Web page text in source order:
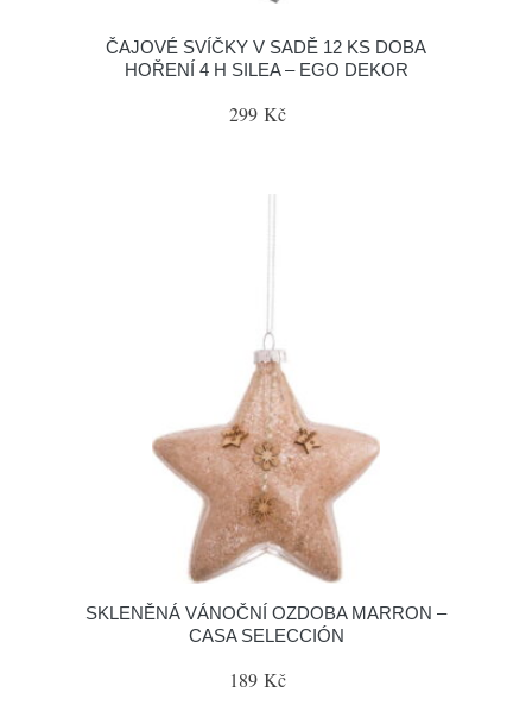
ČAJOVÉ SVÍČKY V SADĚ 12 KS DOBA
HOŘENÍ 4 H SILEA – EGO DEKOR
299 Kč
SKLENĚNÁ VÁNOČNÍ OZDOBA MARRON –
CASA SELECCIÓN
189 Kč